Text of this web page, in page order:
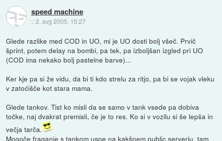
speed machine
::2. avg 2005, 15:27
Glede razlike med COD in UO, mi je UO dosti bolj všeč. Prvič
šprint, potem delay na bombi, pa tek, pa izboljšan izgled pri UO
(COD ima nekako bolj pastelne barve)...
Ker kje pa si že vidu, da bi ti kdo strelu za ritjo, pa bi se vojak vleku
v zatoćišče kot stara mama.
Glede tankov. Tist ko misli da se samo v tank vsede pa dobiva
točke, naj dvakrat premisli, če je to res. Ko si v vozilu si še lepša in
večja tarča.
Mogoče fraganje s tankom uspe na kakšnem public serverju, tam